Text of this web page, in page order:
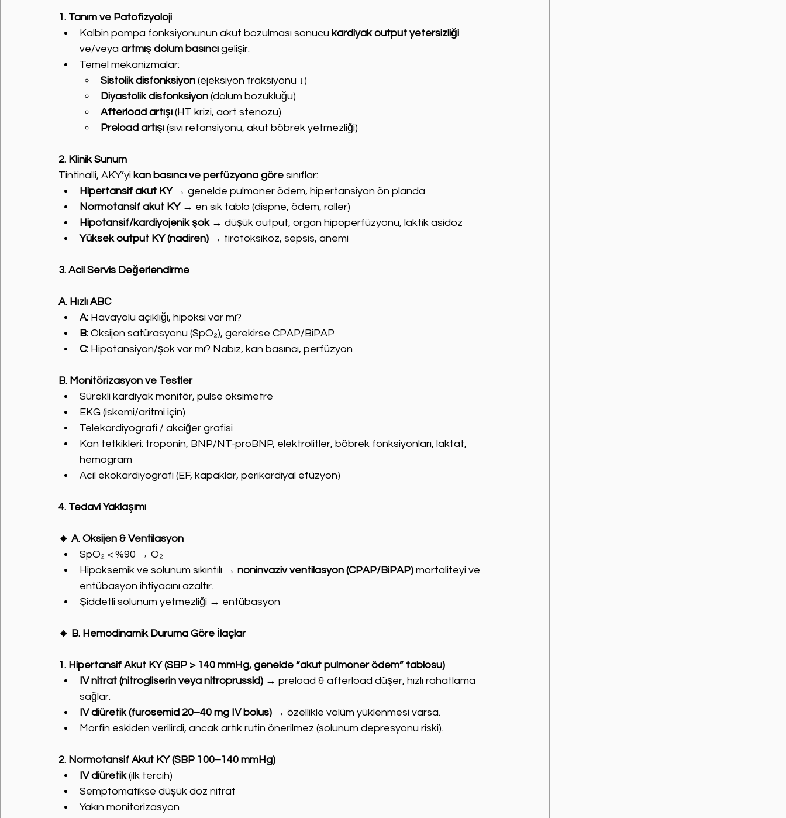
1. Tanım ve Patofizyoloji
Kalbin pompa fonksiyonunun akut bozulması sonucu kardiyak output yetersizliği
ve/veya artmış dolum basıncı gelişir.
Temel mekanizmalar:
Sistolik disfonksiyon (ejeksiyon fraksiyonu ↓)
Diyastolik disfonksiyon (dolum bozukluğu)
Afterload artışı (HT krizi, aort stenozu)
Preload artışı (sıvı retansiyonu, akut böbrek yetmezliği)
2. Klinik Sunum
Tintinalli, AKY’yi kan basıncı ve perfüzyona göre sınıflar:
Hipertansif akut KY → genelde pulmoner ödem, hipertansiyon ön planda
Normotansif akut KY → en sık tablo (dispne, ödem, raller)
Hipotansif/kardiyojenik şok → düşük output, organ hipoperfüzyonu, laktik asidoz
Yüksek output KY (nadiren) → tirotoksikoz, sepsis, anemi
3. Acil Servis Değerlendirme
A. Hızlı ABC
A: Havayolu açıklığı, hipoksi var mı?
B: Oksijen satürasyonu (SpO₂), gerekirse CPAP/BiPAP
C: Hipotansiyon/şok var mı? Nabız, kan basıncı, perfüzyon
B. Monitörizasyon ve Testler
Sürekli kardiyak monitör, pulse oksimetre
EKG (iskemi/aritmi için)
Telekardiyografi / akciğer grafisi
Kan tetkikleri: troponin, BNP/NT-proBNP, elektrolitler, böbrek fonksiyonları, laktat,
hemogram
Acil ekokardiyografi (EF, kapaklar, perikardiyal efüzyon)
4. Tedavi Yaklaşımı
🔹 A. Oksijen & Ventilasyon
SpO₂ < %90 → O₂
Hipoksemik ve solunum sıkıntılı → noninvaziv ventilasyon (CPAP/BiPAP) mortaliteyi ve
entübasyon ihtiyacını azaltır.
Şiddetli solunum yetmezliği → entübasyon
🔹 B. Hemodinamik Duruma Göre İlaçlar
1. Hipertansif Akut KY (SBP > 140 mmHg, genelde “akut pulmoner ödem” tablosu)
IV nitrat (nitrogliserin veya nitroprussid) → preload & afterload düşer, hızlı rahatlama
sağlar.
IV diüretik (furosemid 20–40 mg IV bolus) → özellikle volüm yüklenmesi varsa.
Morfin eskiden verilirdi, ancak artık rutin önerilmez (solunum depresyonu riski).
2. Normotansif Akut KY (SBP 100–140 mmHg)
IV diüretik (ilk tercih)
Semptomatikse düşük doz nitrat
Yakın monitorizasyon